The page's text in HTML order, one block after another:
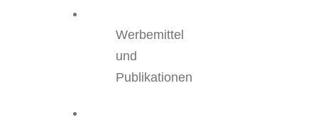
Werbemittel
und
Publikationen